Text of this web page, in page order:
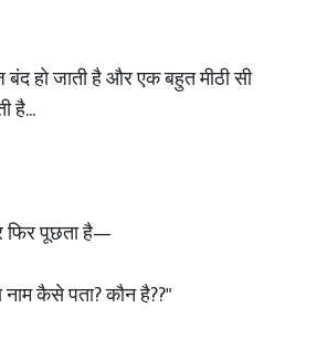
हो जाती है और एक बहुत मीठी सी
है...
फिर पूछता है—
कैसे पता? कौन है??"